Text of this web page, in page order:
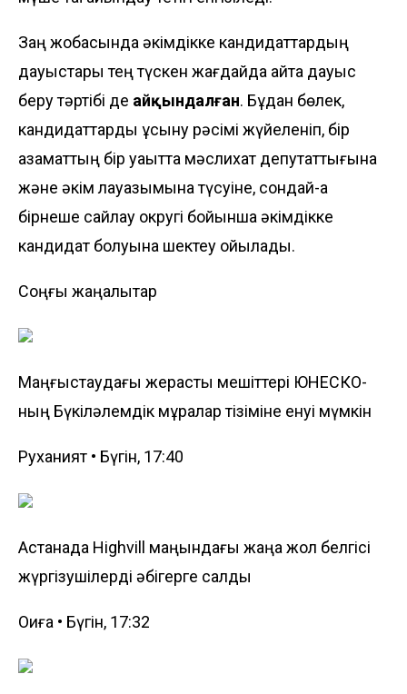
Заң жобасында әкімдікке кандидаттардың
дауыстары тең түскен жағдайда қайта дауыс
беру тәртібі де айқындалған. Бұдан бөлек,
кандидаттарды ұсыну рәсімі жүйеленіп, бір
азаматтың бір уақытта мәслихат депутаттығына
және әкім лауазымына түсуіне, сондай-ақ
бірнеше сайлау округі бойынша әкімдікке
кандидат болуына шектеу қойылады.
Соңғы жаңалықтар
Маңғыстаудағы жерасты мешіттері ЮНЕСКО-
ның Бүкіләлемдік мұралар тізіміне енуі мүмкін
Руханият • Бүгін, 17:40
Астанада Highvill маңындағы жаңа жол белгісі
жүргізушілерді әбігерге салды
Оқиға • Бүгін, 17:32